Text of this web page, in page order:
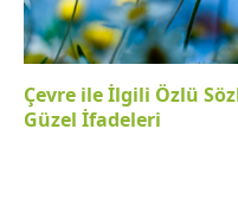
Çevre ile İlgili Özlü
Güzel İfadeleri